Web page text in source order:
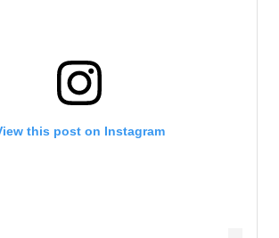
this post on Instagram